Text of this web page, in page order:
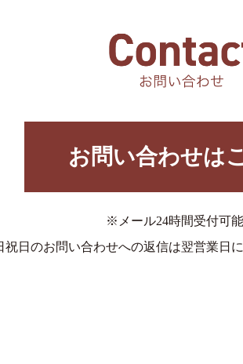
お問い合わせは
※メール24時間受付可能
祝日のお問い合わせへの返信は翌営業日